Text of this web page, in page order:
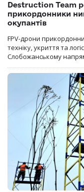
Destruction Team
прикордонники
окупантів
FPV-дрони
техніку, укриття та
Слобожанському